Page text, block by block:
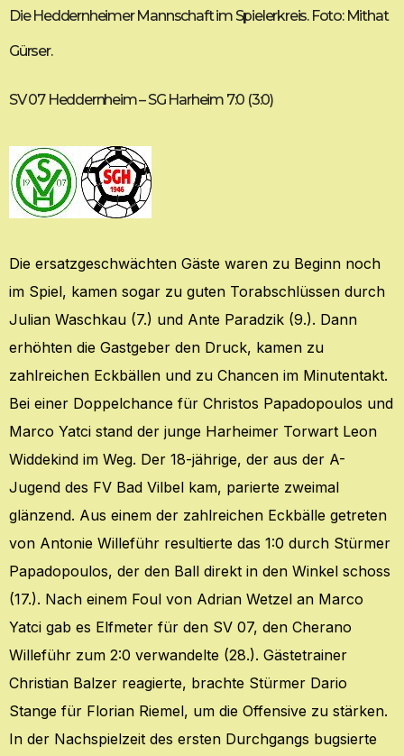
Die Heddernheimer Mannschaft im Spielerkreis. Foto: Mithat
Gürser.
SV 07 Heddernheim – SG Harheim 7:0 (3:0)
Die ersatzgeschwächten Gäste waren zu Beginn noch
im Spiel, kamen sogar zu guten Torabschlüssen durch
Julian Waschkau (7.) und Ante Paradzik (9.). Dann
erhöhten die Gastgeber den Druck, kamen zu
zahlreichen Eckbällen und zu Chancen im Minutentakt.
Bei einer Doppelchance für Christos Papadopoulos und
Marco Yatci stand der junge Harheimer Torwart Leon
Widdekind im Weg. Der 18-jährige, der aus der A-
Jugend des FV Bad Vilbel kam, parierte zweimal
glänzend. Aus einem der zahlreichen Eckbälle getreten
von Antonie Willeführ resultierte das 1:0 durch Stürmer
Papadopoulos, der den Ball direkt in den Winkel schoss
(17.). Nach einem Foul von Adrian Wetzel an Marco
Yatci gab es Elfmeter für den SV 07, den Cherano
Willeführ zum 2:0 verwandelte (28.). Gästetrainer
Christian Balzer reagierte, brachte Stürmer Dario
Stange für Florian Riemel, um die Offensive zu stärken.
In der Nachspielzeit des ersten Durchgangs bugsierte